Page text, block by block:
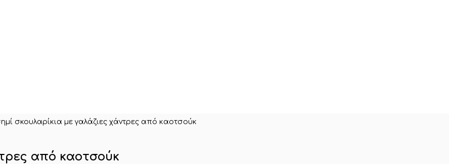
σκουλαρίκια με γαλάζιες χάντρες από καοτσούκ
από καοτσούκ